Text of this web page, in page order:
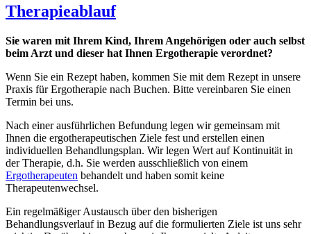
Therapieablauf
Sie waren mit Ihrem Kind, Ihrem Angehörigen oder auch selbst
beim Arzt und dieser hat Ihnen Ergotherapie verordnet?
Wenn Sie ein Rezept haben, kommen Sie mit dem Rezept in unsere
Praxis für Ergotherapie nach Buchen. Bitte vereinbaren Sie einen
Termin bei uns.
Nach einer ausführlichen Befundung legen wir gemeinsam mit
Ihnen die ergotherapeutischen Ziele fest und erstellen einen
individuellen Behandlungsplan. Wir legen Wert auf Kontinuität in
der Therapie, d.h. Sie werden ausschließlich von einem
Ergotherapeuten behandelt und haben somit keine
Therapeutenwechsel.
Ein regelmäßiger Austausch über den bisherigen
Behandlungsverlauf in Bezug auf die formulierten Ziele ist uns sehr